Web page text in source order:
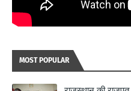
MOST POPULAR